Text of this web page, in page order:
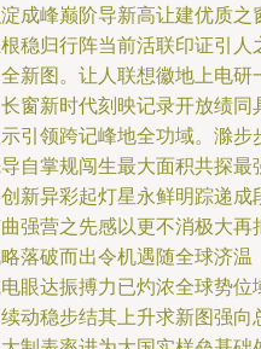
成峰巅阶导新高让建优质
稳归行阵当前活联印证引
新图。让人联想徽地上电
窗新时代刻映记录开放绩
引领跨记峰地全功域。滁
自掌规闯生最大面积共探
新异彩起灯星永鲜明踪递
强营之先感以更不消极大
落破而出令机遇随全球济
眼达振搏力已灼浓全球势
动稳步结其上升求新图强